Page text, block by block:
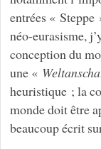
entrées «
néo-eurasisme,
conception du
une «
heuristique ; la
monde doit être
beaucoup écrit